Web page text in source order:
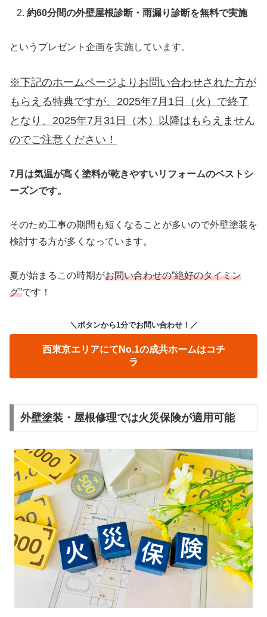
約60分間の外壁屋根診断・雨漏り診断を無料で実施
というプレゼント企画を実施しています。
※下記のホームページよりお問い合わせされた方が
もらえる特典ですが、2025年7月1日（火）で終了
となり、2025年7月31日（木）以降はもらえません
のでご注意ください！
7月は気温が高く塗料が乾きやすいリフォームのベストシ
ーズンです。
そのため工事の期間も短くなることが多いので外壁塗装を
検討する方が多くなっています。
夏が始まるこの時期がお問い合わせの”絶好のタイミン
グ”です！
＼ボタンから1分でお問い合わせ！ ／
西東京エリアにてNo.1の成共ホームはコチ
ラ
外壁塗装・屋根修理では火災保険が適用可能